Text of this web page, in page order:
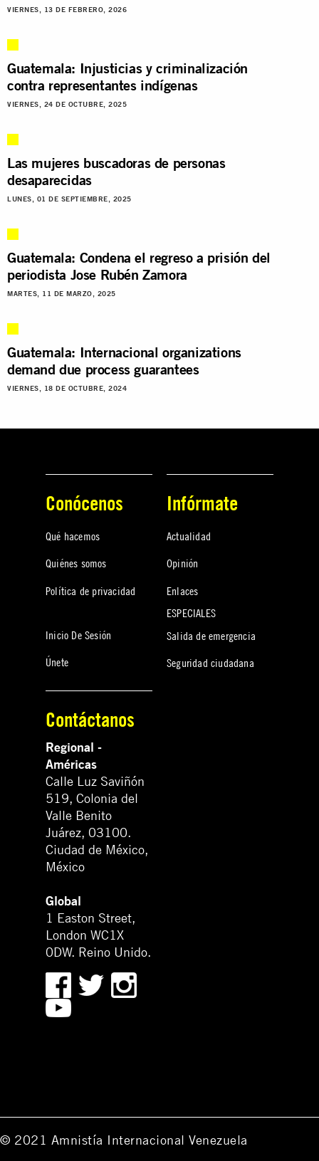
VIERNES, 13 DE FEBRERO, 2026
Guatemala: Injusticias y criminalización
contra representantes indígenas
VIERNES, 24 DE OCTUBRE, 2025
Las mujeres buscadoras de personas
desaparecidas
LUNES, 01 DE SEPTIEMBRE, 2025
Guatemala: Condena el regreso a prisión del
periodista Jose Rubén Zamora
MARTES, 11 DE MARZO, 2025
Guatemala: Internacional organizations
demand due process guarantees
VIERNES, 18 DE OCTUBRE, 2024
Conócenos
Qué hacemos
Quiénes somos
Política de privacidad
Inicio De Sesión
Únete
Infórmate
Actualidad
Opinión
Enlaces
ESPECIALES
Salida de emergencia
Seguridad ciudadana
Contáctanos
Regional -
Américas
Calle Luz Saviñón
519, Colonia del
Valle Benito
Juárez, 03100.
Ciudad de México,
México
Global
1 Easton Street,
London WC1X
0DW. Reino Unido.
© 2021 Amnistía Internacional Venezuela